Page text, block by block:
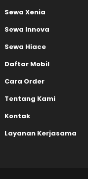
Sewa Xenia
Sewa Innova
Sewa Hiace
Daftar Mobil
Cara Order
Tentang Kami
Kontak
Layanan Kerjasama